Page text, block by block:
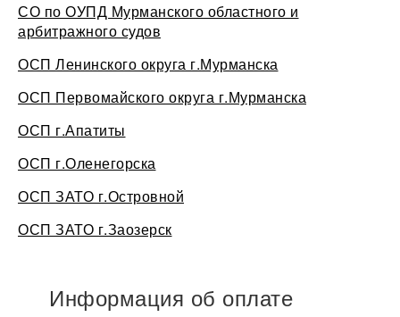
СО по ОУПД Мурманского областного и
арбитражного судов
ОСП Ленинского округа г.Мурманска
ОСП Первомайского округа г.Мурманска
ОСП г.Апатиты
ОСП г.Оленегорска
ОСП ЗАТО г.Островной
ОСП ЗАТО г.Заозерск
Информация об оплате